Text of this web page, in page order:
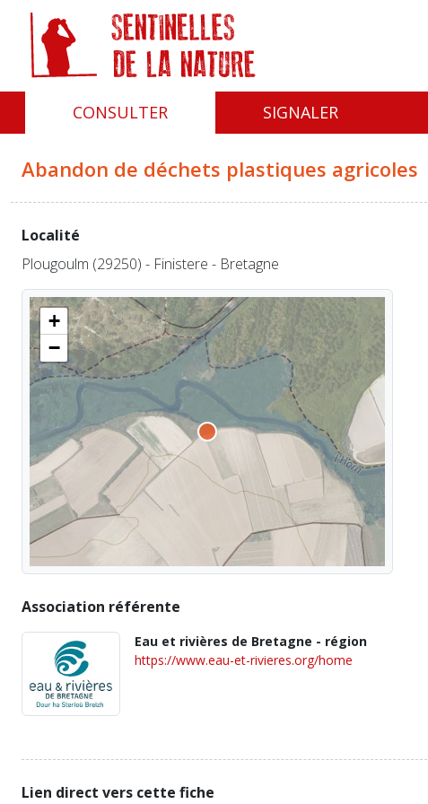
CONSULTER SIGNALER
Abandon de déchets plastiques agricoles
Localité
Plougoulm (29250) - Finistere - Bretagne
+
−
Association référente
Eau et rivières de Bretagne - région
https://www.eau-et-rivieres.org/home
Lien direct vers cette fiche
Panneau de gestion des cookies